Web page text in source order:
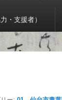
・支援者）